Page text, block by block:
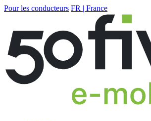
Pour les conducteurs FR | France